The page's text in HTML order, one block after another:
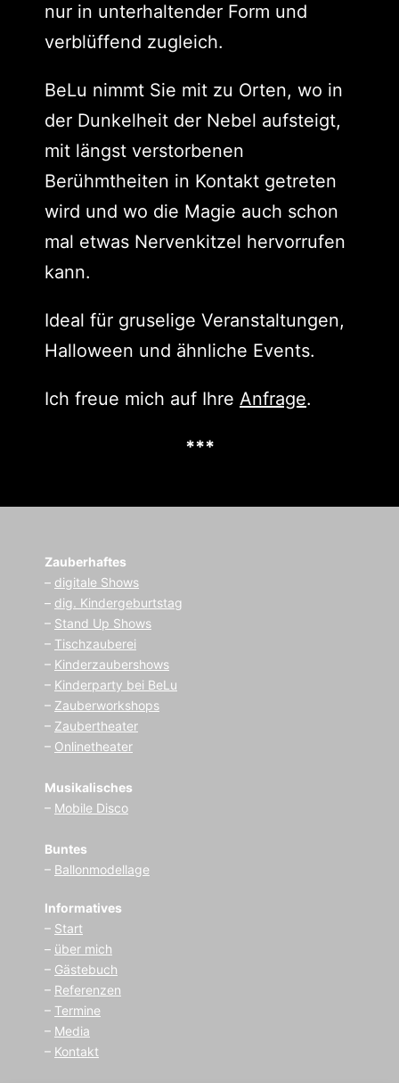
nur in unterhaltender Form und
verblüffend zugleich.
BeLu nimmt Sie mit zu Orten, wo in
der Dunkelheit der Nebel aufsteigt,
mit längst verstorbenen
Berühmtheiten in Kontakt getreten
wird und wo die Magie auch schon
mal etwas Nervenkitzel hervorrufen
kann.
Ideal für gruselige Veranstaltungen,
Halloween und ähnliche Events.
Ich freue mich auf Ihre Anfrage.
***
Zauberhaftes
– digitale Shows
– dig. Kindergeburtstag
– Stand Up Shows
– Tischzauberei
– Kinderzaubershows
– Kinderparty bei BeLu
– Zauberworkshops
– Zaubertheater
– Onlinetheater
Musikalisches
– Mobile Disco
Buntes
– Ballonmodellage
Informatives
– Start
– über mich
– Gästebuch
– Referenzen
– Termine
– Media
– Kontakt